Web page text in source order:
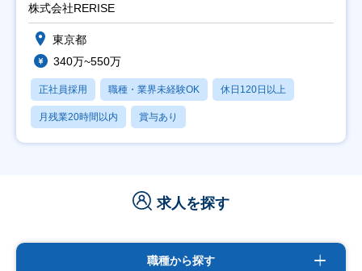
株式会社RERISE
東京都
340万~550万
正社員採用 職種・業界未経験OK 休日120日以上
月残業20時間以内 賞与あり
求人を探す
職種から探す